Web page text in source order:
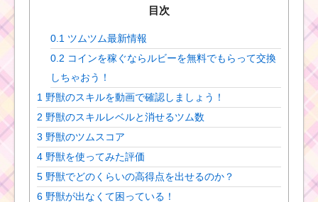
目次
0.1 ツムツム最新情報
0.2 コインを稼ぐならルビーを無料でもらって交換
しちゃおう！
1 野獣のスキルを動画で確認しましょう！
2 野獣のスキルレベルと消せるツム数
3 野獣のツムスコア
4 野獣を使ってみた評価
5 野獣でどのくらいの高得点を出せるのか？
6 野獣が出なくて困っている！